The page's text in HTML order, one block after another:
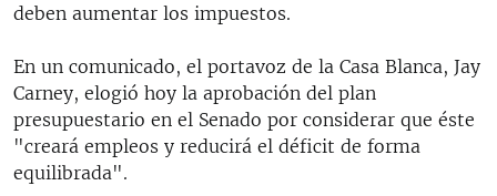
deben aumentar los impuestos.
En un comunicado, el portavoz de la Casa Blanca, Jay
Carney, elogió hoy la aprobación del plan
presupuestario en el Senado por considerar que éste
"creará empleos y reducirá el déficit de forma
equilibrada".